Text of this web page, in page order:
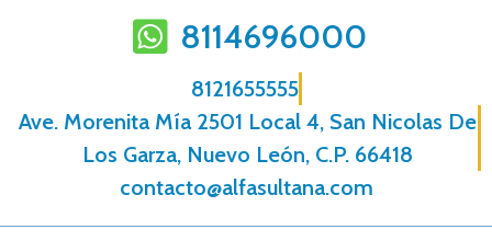
8114696000
8121655555
Ave. Morenita Mí­a 2501 Local 4, San Nicolas De
Los Garza, Nuevo León, C.P. 66418
contacto@alfasultana.com